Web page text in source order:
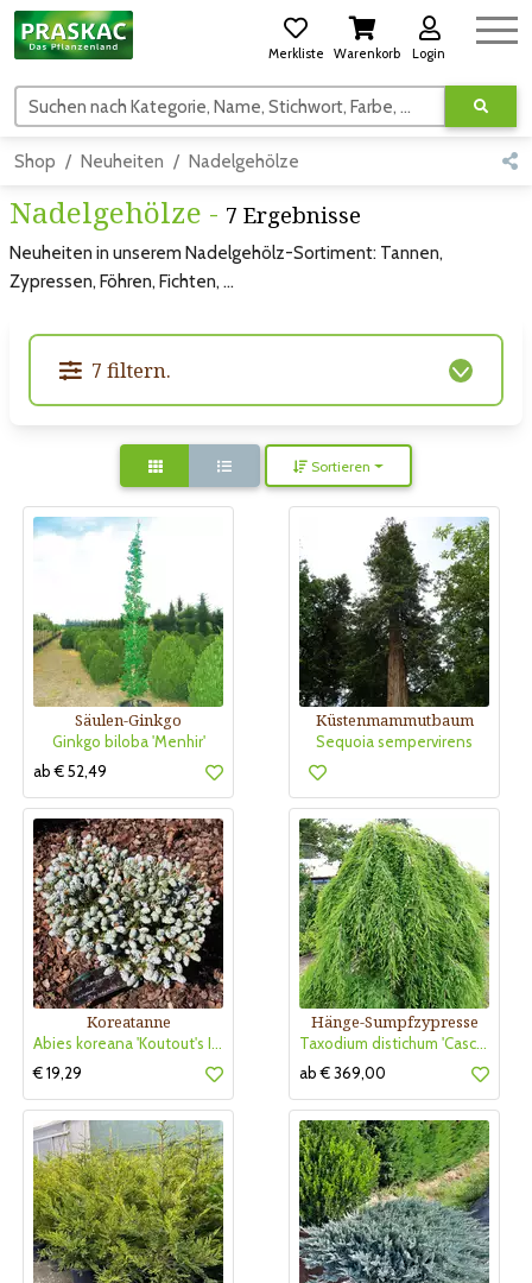
Merkliste Warenkorb Login
Suchen nach Kategorie, Name, Stichwort, Farbe, usw.
Shop Neuheiten Nadelgehölze
Nadelgehölze - 7 Ergebnisse
Neuheiten in unserem Nadelgehölz-Sortiment: Tannen,
Zypressen, Föhren, Fichten, ...
7 filtern.
Sortieren
Säulen-Ginkgo
Ginkgo biloba 'Menhir'
ab € 52,49
Küstenmammutbaum
Sequoia sempervirens
Koreatanne
Abies koreana 'Koutout's Icebreaker'
€ 19,29
Hänge-Sumpfzypresse
Taxodium distichum 'Cascade Falls'
ab € 369,00